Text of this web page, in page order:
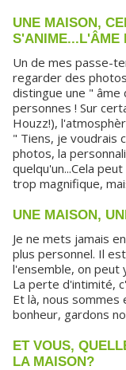
UNE MAISON,
S'ANIME...L'ÂME
Un de mes passe-temps de détente préféré consiste à
regarder des
distingue une " âme
personnes ! Sur
Houzz!),
" Tiens, je voudrais
photos, la
quelqu'un...Cela
trop magnifique,
UNE MAISON,
Je ne mets jamais en photo la partie privative, le chez-moi le
plus personnel. Il
l'ensemble, on peut
La perte d'intimité,
Et là, nous sommes
bonheur, gardons
ET VOUS,
LA MAISON?